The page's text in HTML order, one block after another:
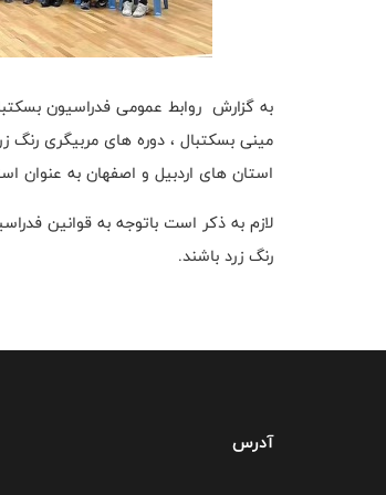
به گزارش روابط عمومی فدراسیون
مینی بسکتبال ، دوره های مربیگری رنگ
استان های اردبیل و اصفهان به عنوان
رنگ زرد باشند.
آدرس